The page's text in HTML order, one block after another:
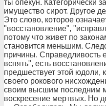
ты опекун. Категорически
имущество сирот. Другое
Это слово, которое
"восстановление",
потому что живет по
становится меньшим.
причины. Справедливость
вспять", есть
предшествует этой
своего рокового
своим высшим последним
воскресение мертвых. Но